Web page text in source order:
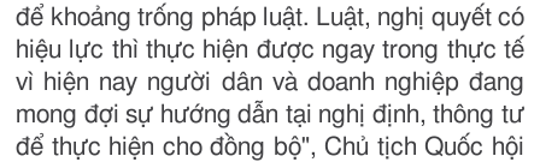
để khoảng trống pháp luật. Luật, nghị quyết có
hiệu lực thì thực hiện được ngay trong thực tế
vì hiện nay người dân và doanh nghiệp đang
mong đợi sự hướng dẫn tại nghị định, thông tư
để thực hiện cho đồng bộ", Chủ tịch Quốc hội